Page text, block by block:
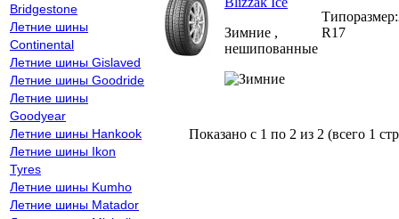
Bridgestone
Летние шины
Continental
Летние шины Gislaved
Летние шины Goodride
Летние шины
Goodyear
Летние шины Hankook
Летние шины Ikon
Tyres
Летние шины Kumho
Летние шины Matador
Зимние ,
нешипованные
Типоразмер:
R17
Показано с 1 по 2 из 2 (всего 1